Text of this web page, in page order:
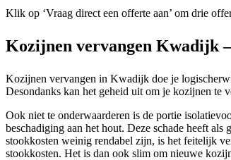
Klik op ‘Vraag direct een offerte aan’ om drie
Kozijnen vervangen Kwadijk
Kozijnen vervangen in Kwadijk doe je
Desondanks kan het geheid uit om je kozijnen te
Ook niet te onderwaarderen is de portie
beschadiging aan het hout. Deze schade heeft
stookkosten weinig rendabel zijn, is het feitelijk
stookkosten. Het is dan ook slim om nieuwe